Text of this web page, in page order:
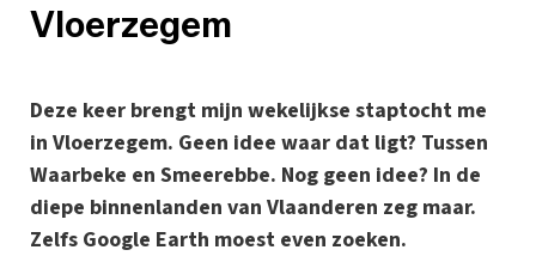
Vloerzegem
Deze keer brengt mijn wekelijkse staptocht me
in Vloerzegem. Geen idee waar dat ligt? Tussen
Waarbeke en Smeerebbe. Nog geen idee? In de
diepe binnenlanden van Vlaanderen zeg maar.
Zelfs Google Earth moest even zoeken.